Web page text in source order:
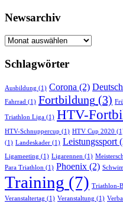
Newsarchiv
Newsarchiv
Schlagwörter
Ausbildung (1) Corona (2)
Fahrrad (1) Fortbildung (3)
Triathlon Liga (1) HTV-
HTV-Schnuppercup (1) HTV Cup 2020
(1) Landeskader (1) Leistungssport
Ligameeting (1) Ligarennen (1)
Para Triathlon (1) Phoenix (2)
Training (7) Triathlon-
Veranstaltertag (1) Veranstaltung (1)